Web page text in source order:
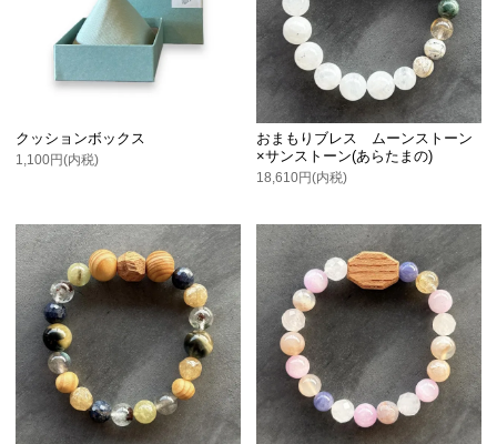
クッションボックス
1,100円(内税)
おまもりブレス ムーンストーン
×サンストーン(あらたまの)
18,610円(内税)